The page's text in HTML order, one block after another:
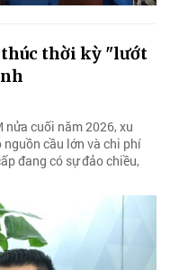
thúc thời kỳ "lướt
nửa cuối năm 2026, xu
cầu lớn và chi phí
đang có sự đảo chiều,